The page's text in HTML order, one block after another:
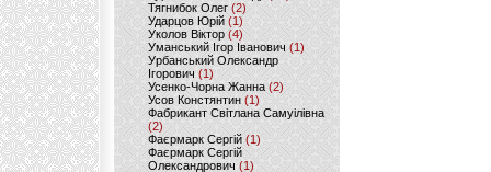
Тягнибок Олег (2)
Ударцов Юрій (1)
Уколов Віктор(4)
Уманський Ігор Іванович(1)
Урбанський Олександр
Ігорович (1)
Усенко-Чорна Жанна (2)
Усов Констянтин(1)
Фабрикант Світлана Самуілівна
(2)
Фаєрмарк Сергій(1)
Фаєрмарк Сергій
Олександрович (1)